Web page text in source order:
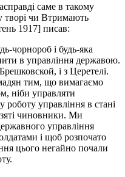
саме в такому
творі чи Втримають
1917] писав:
чорнороб і будь-яка
в управління державою.
і з Церетелі.
тим, що вимагаємо
ніби управляти
управління в стані
чиновники. Ми
управління
і щоб розпочато
цього негайно почали